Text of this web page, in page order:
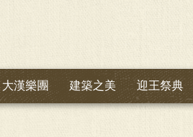
大漢樂團 建築之美 迎王祭典